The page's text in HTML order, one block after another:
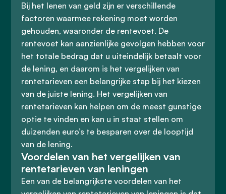
Bij het lenen van geld zijn er verschillende
factoren waarmee rekening moet worden
gehouden, waaronder de rentevoet. De
rentevoet kan aanzienlijke gevolgen hebben voor
het totale bedrag dat u uiteindelijk betaalt voor
de lening, en daarom is het vergelijken van
rentetarieven een belangrijke stap bij het kiezen
van de juiste lening. Het vergelijken van
rentetarieven kan helpen om de meest gunstige
optie te vinden en kan u in staat stellen om
duizenden euro’s te besparen over de looptijd
van de lening.
Voordelen van het vergelijken van
rentetarieven van leningen
Een van de belangrijkste voordelen van het